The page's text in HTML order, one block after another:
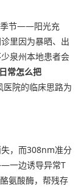
季节——阳光充
里因为暴晒、出
泉州本地患者会
常怎么把
院的临床思路为
，而308nm准分
一边诱导异常T
氨酸酶，帮残存